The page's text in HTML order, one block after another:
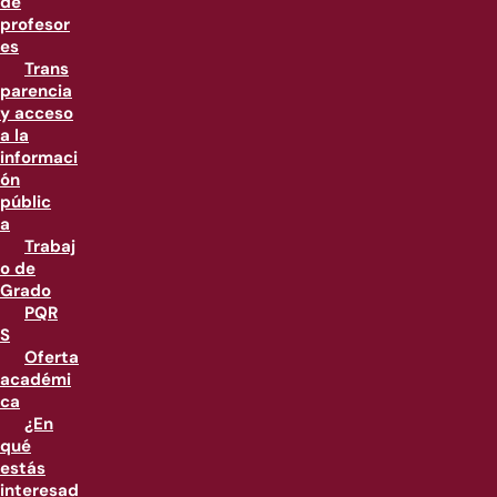
profesor
es
Trans
parencia
y acceso
a la
informaci
ón
públic
a
Trabaj
o de
Grado
PQR
S
Oferta
académi
ca
¿En
qué
estás
interesad